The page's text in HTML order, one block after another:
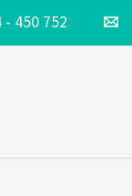
- 450 752